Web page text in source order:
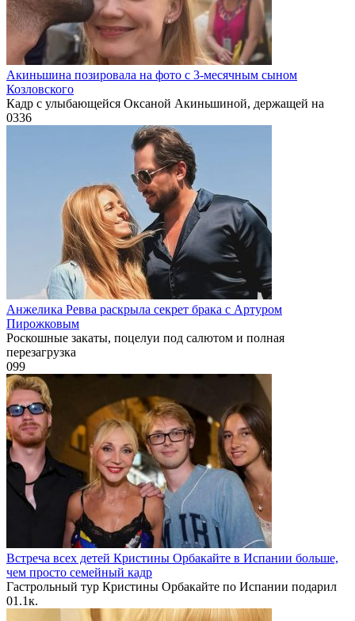
Акиньшина позировала на фото с 3-месячным сыном
Козловского
Кадр с улыбающейся Оксаной Акиньшиной, держащей на
0336
Анжелика Ревва раскрыла секрет брака с Артуром
Пирожковым
Роскошные закаты, поцелуи под салютом и полная
перезагрузка
099
Встреча всех детей Кристины Орбакайте в Испании больше,
чем просто семейный кадр
Гастрольный тур Кристины Орбакайте по Испании подарил
01.1к.